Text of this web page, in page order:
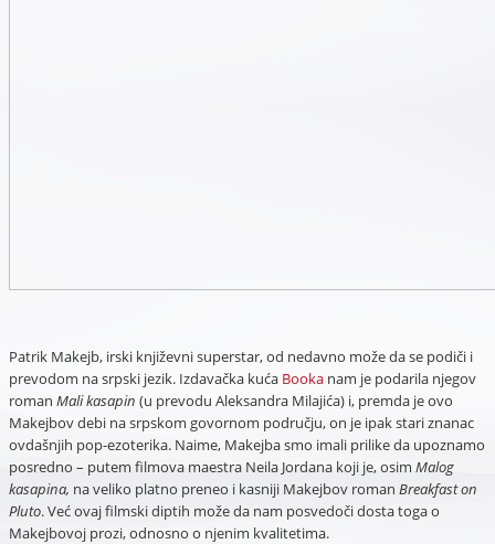
Patrik Makejb, irski književni superstar, od nedavno može da se podiči i
prevodom na srpski jezik. Izdavačka kuća Bookanam je podarila njegov
roman Mali kasapin (u prevodu Aleksandra Milajića) i, premda je ovo
Makejbov debi na srpskom govornom području, on je ipak stari znanac
ovdašnjih pop-ezoterika. Naime, Makejba smo imali prilike da upoznamo
posredno – putem filmova maestra Neila Jordana koji je, osim Malog
kasapina, na veliko platno preneo i kasniji Makejbov roman Breakfast on
Pluto. Već ovaj filmski diptih može da nam posvedoči dosta toga o
Makejbovoj prozi, odnosno o njenim kvalitetima.